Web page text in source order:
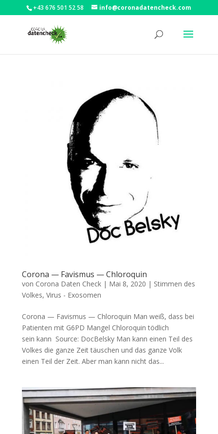
+43 676 501 52 58 info@coronadatencheck.com
Corona — Favismus — Chloroquin
von Corona Daten Check| Mai 8, 2020 | Stimmen des
Volkes, Virus - Exosomen
Corona — Favismus — Chloroquin Man weiß, dass bei
Pati­en­ten mit G6PD Man­gel Chlo­ro­quin töd­lich
sein kann Source: Doc­Belsky Man kann einen Teil des
Vol­kes die gan­ze Zeit täu­schen und das gan­ze Volk
einen Teil der Zeit. Aber man kann nicht das...